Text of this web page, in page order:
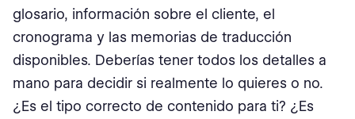
glosario, información sobre el cliente, el
cronograma y las memorias de traducción
disponibles. Deberías tener todos los detalles a
mano para decidir si realmente lo quieres o no.
¿Es el tipo correcto de contenido para ti? ¿Es